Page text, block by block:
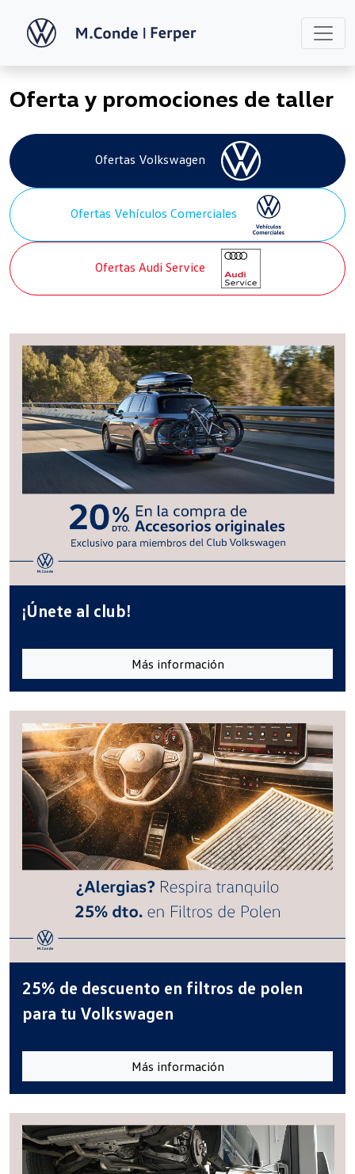
Oferta y promociones de taller
Ofertas Volkswagen
Ofertas Vehículos Comerciales
Ofertas Audi Service
¡Únete al club!
Más información
25% de descuento en filtros de polen
para tu Volkswagen
Más información